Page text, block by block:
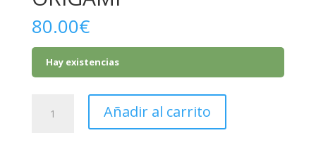
80.00€
Hay existencias
NAVIDAD
Añadir al carrito